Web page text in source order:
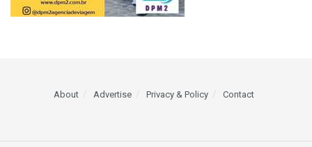
About Advertise Privacy & Policy Contact